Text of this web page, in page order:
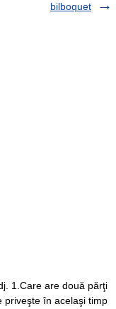
bilboquet
1.Care are două părţi
priveşte în acelaşi timp